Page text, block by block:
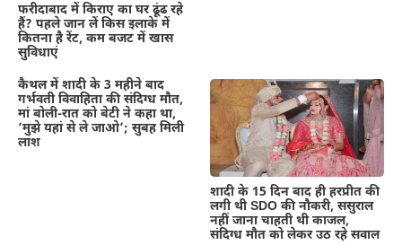
फरीदाबाद में किराए का घर ढूंढ रहे
हैं? पहले जान लें किस इलाके में
कितना है रेंट, कम बजट में खास
सुविधाएं
कैथल में शादी के 3 महीने बाद
गर्भवती विवाहिता की संदिग्ध मौत,
मां बोली-रात को बेटी ने कहा था,
‘मुझे यहां से ले जाओ’; सुबह मिली
लाश
शादी के 15 दिन बाद ही हरप्रीत की
लगी थी SDO की नौकरी, ससुराल
नहीं जाना चाहती थी काजल,
संदिग्ध मौत को लेकर उठ रहे सवाल